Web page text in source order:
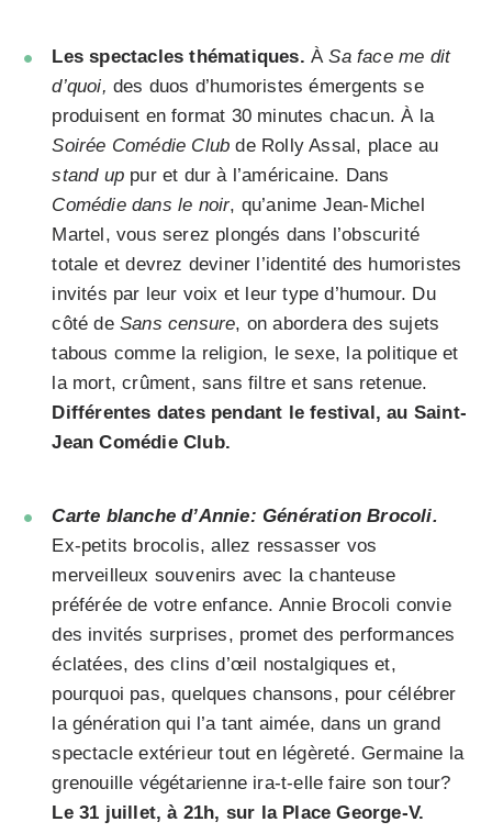
Les spectacles thématiques.ÀSa face me dit
d’quoi,des duos d’humoristes émergents se
produisent en format 30 minutes chacun. À la
Soirée Comédie Club de Rolly Assal, place au
stand up pur et dur à l’américaine. Dans
Comédie dans le noir, qu’anime Jean-Michel
Martel, vous serez plongés dans l’obscurité
totale et devrez deviner l’identité des humoristes
invités par leur voix et leur type d’humour. Du
côté deSans censure, on abordera des sujets
tabous comme la religion, le sexe, la politique et
la mort, crûment, sans filtre et sans retenue.
Différentes dates pendant le festival, au Saint-
Jean Comédie Club.
Carte blanche d’Annie: Génération Brocoli.
Ex-petits brocolis, allez ressasser vos
merveilleux souvenirs avec la chanteuse
préférée de votre enfance. Annie Brocoli convie
des invités surprises, promet des performances
éclatées, des clins d’œil nostalgiques et,
pourquoi pas, quelques chansons, pour célébrer
la génération qui l’a tant aimée, dans un grand
spectacle extérieur tout en légèreté. Germaine la
grenouille végétarienne ira-t-elle faire son tour?
Le 31 juillet, à 21h, sur la Place George-V.